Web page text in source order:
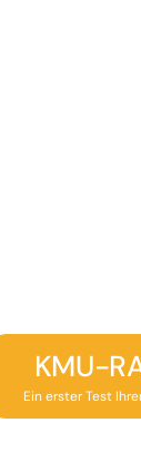
KMU-
Ein erster Test